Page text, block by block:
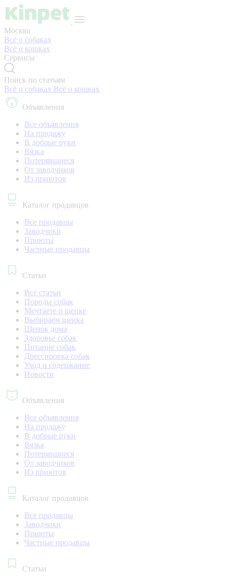
Москва
Всё о собаках
Всё о кошках
Сервисы
Поиск по статьям
Всё о собаках Всё о кошках
Объявления
Все объявления
На продажу
В добрые руки
Вязка
Потерявшиеся
От заводчиков
Из приютов
Каталог продавцов
Все продавцы
Заводчики
Приюты
Частные продавцы
Статьи
Все статьи
Породы собак
Мечтаете о щенке
Выбираем щенка
Щенок дома
Здоровье собак
Питание собак
Дрессировка собак
Уход и содержание
Новости
Объявления
Все объявления
На продажу
В добрые руки
Вязка
Потерявшиеся
От заводчиков
Из приютов
Каталог продавцов
Все продавцы
Заводчики
Приюты
Частные продавцы
Статьи